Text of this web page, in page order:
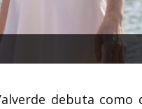
debuta como